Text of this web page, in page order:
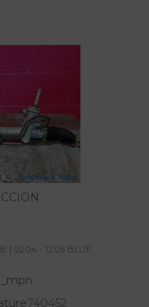
| 02.04 - 12.05 BLUE
-
740452